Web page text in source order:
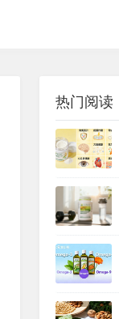
热门阅读